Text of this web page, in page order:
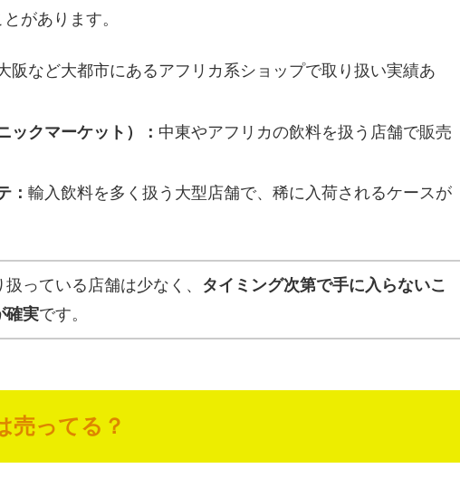
があります。
阪など大都市にあるアフリカ系ショップで取り扱い実績あ
ックマーケット）： 中東やアフリカの飲料を扱う店舗で販売
： 輸入飲料を多く扱う大型店舗で、稀に入荷されるケースが
っている店舗は少なく、 タイミング次第で手に入らないこ
確実です。
売ってる？